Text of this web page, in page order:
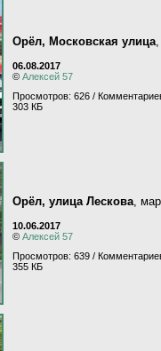
Орёл, Московская улица
06.08.2017
© Алексей 57
Просмотров: 626 /
303 КБ
Орёл, улица Лескова,
10.06.2017
© Алексей 57
Просмотров: 639 /
355 КБ